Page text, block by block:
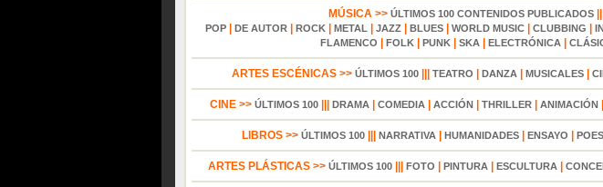
MÚSICA >> ÚLTIMOS 100 CONTENIDOS PUBLICADOS
POP| DE AUTOR| ROCK| METAL| JAZZ| BLUES| WORLD MUSIC| CLUBBING
FLAMENCO FOLK| PUNK| SKA| ELECTRÓNICA|
ARTES ESCÉNICAS >> ÚLTIMOS 100||| TEATRO DANZA| MUSICALES|
CINE >> ÚLTIMOS 100 DRAMA COMEDIA ACCIÓN THRILLER ANIMACIÓN
LIBROS >> ÚLTIMOS 100 NARRATIVA HUMANIDADES ENSAYO
ARTES PLÁSTICAS >> ÚLTIMOS 100 FOTO PINTURA ESCULTURA